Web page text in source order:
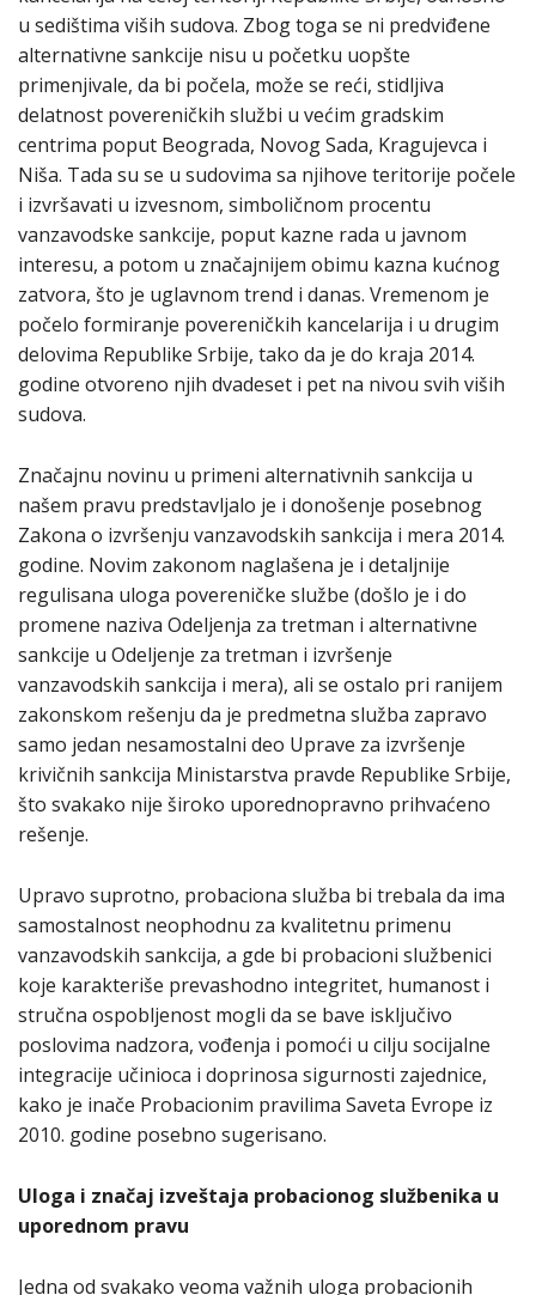
u sedištima viših sudova. Zbog toga se ni predviđene
alternativne sankcije nisu u početku uopšte
primenjivale, da bi počela, može se reći, stidljiva
delatnost povereničkih službi u većim gradskim
centrima poput Beograda, Novog Sada, Kragujevca i
Niša. Tada su se u sudovima sa njihove teritorije počele
i izvršavati u izvesnom, simboličnom procentu
vanzavodske sankcije, poput kazne rada u javnom
interesu, a potom u značajnijem obimu kazna kućnog
zatvora, što je uglavnom trend i danas. Vremenom je
počelo formiranje povereničkih kancelarija i u drugim
delovima Republike Srbije, tako da je do kraja 2014.
godine otvoreno njih dvadeset i pet na nivou svih viših
sudova.
Značajnu novinu u primeni alternativnih sankcija u
našem pravu predstavljalo je i donošenje posebnog
Zakona o izvršenju vanzavodskih sankcija i mera 2014.
godine. Novim zakonom naglašena je i detaljnije
regulisana uloga povereničke službe (došlo je i do
promene naziva Odeljenja za tretman i alternativne
sankcije u Odeljenje za tretman i izvršenje
vanzavodskih sankcija i mera), ali se ostalo pri ranijem
zakonskom rešenju da je predmetna služba zapravo
samo jedan nesamostalni deo Uprave za izvršenje
krivičnih sankcija Ministarstva pravde Republike Srbije,
što svakako nije široko uporednopravno prihvaćeno
rešenje.
Upravo suprotno, probaciona služba bi trebala da ima
samostalnost neophodnu za kvalitetnu primenu
vanzavodskih sankcija, a gde bi probacioni službenici
koje karakteriše prevashodno integritet, humanost i
stručna ospobljenost mogli da se bave isključivo
poslovima nadzora, vođenja i pomoći u cilju socijalne
integracije učinioca i doprinosa sigurnosti zajednice,
kako je inače Probacionim pravilima Saveta Evrope iz
2010. godine posebno sugerisano.
Uloga i značaj izveštaja probacionog službenika u
uporednom pravu
Jedna od svakako veoma važnih uloga probacionih